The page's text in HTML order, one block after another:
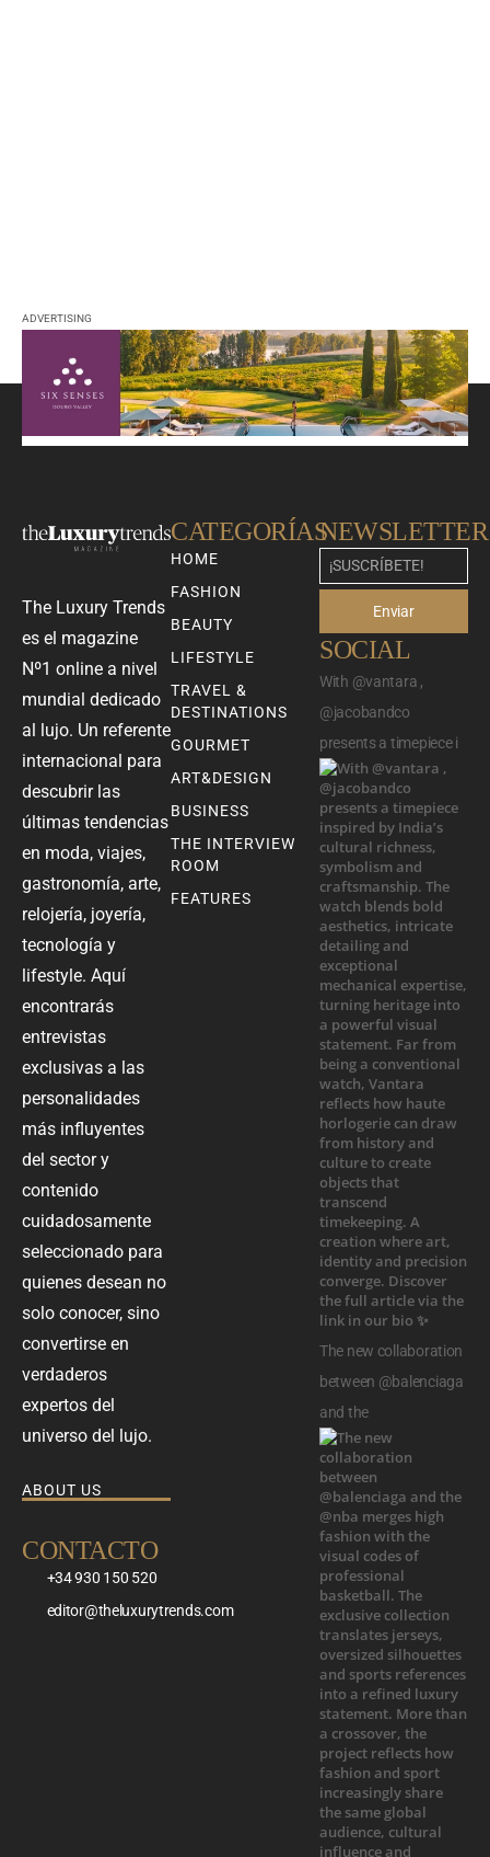
ADVERTISING
The Luxury Trends
es el magazine
Nº1 online a nivel
mundial dedicado
al lujo. Un referente
internacional para
descubrir las
últimas tendencias
en moda, viajes,
gastronomía, arte,
relojería, joyería,
tecnología y
lifestyle. Aquí
encontrarás
entrevistas
exclusivas a las
personalidades
más influyentes
del sector y
contenido
cuidadosamente
seleccionado para
quienes desean no
solo conocer, sino
convertirse en
verdaderos
expertos del
universo del lujo.
ABOUT US
CONTACTO
+34 930 150 520
editor@theluxurytrends.com
CATEGORÍAS
HOME
FASHION
BEAUTY
LIFESTYLE
TRAVEL &
DESTINATIONS
GOURMET
ART&DESIGN
BUSINESS
THE INTERVIEW
ROOM
FEATURES
NEWSLETTER
Enviar
SOCIAL
With @vantara ,
@jacobandco
presents a timepiece i
The new collaboration
between @balenciaga
and the